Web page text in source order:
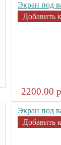
Экран под
Добавить
2200.00
Экран под
Добавить